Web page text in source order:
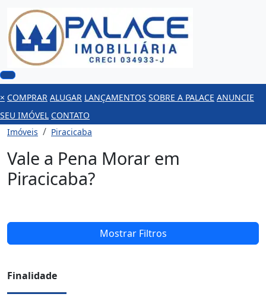
× COMPRAR ALUGAR LANÇAMENTOS SOBRE A PALACE ANUNCIE
SEU IMÓVEL CONTATO
Imóveis
Piracicaba
Vale a Pena Morar em
Piracicaba?
Mostrar Filtros
Finalidade